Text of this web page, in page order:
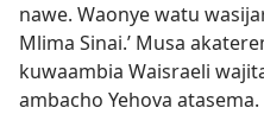
nawe. Waonye watu
Mlima Sinai.’ Musa
kuwaambia Waisraeli
ambacho Yehova atasema.